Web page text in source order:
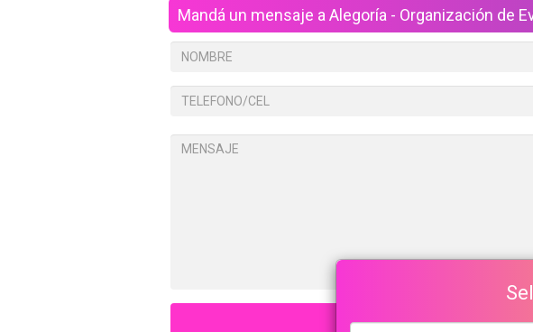
Mandá un mensaje a Alegoría - Organización de